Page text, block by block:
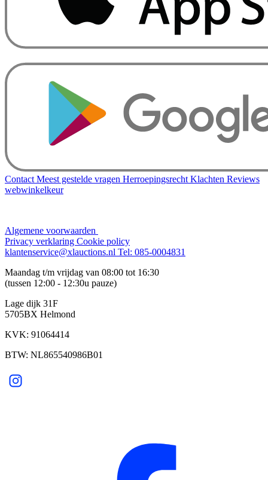
Contact Meest gestelde vragen Herroepingsrecht Klachten Reviews
webwinkelkeur
Algemene voorwaarden
Privacy verklaring Cookie policy
klantenservice@xlauctions.nl Tel: 085-0004831
Maandag t/m vrijdag van 08:00 tot 16:30
(tussen 12:00 - 12:30u pauze)
Lage dijk 31F
5705BX Helmond
KVK: 91064414
BTW: NL865540986B01